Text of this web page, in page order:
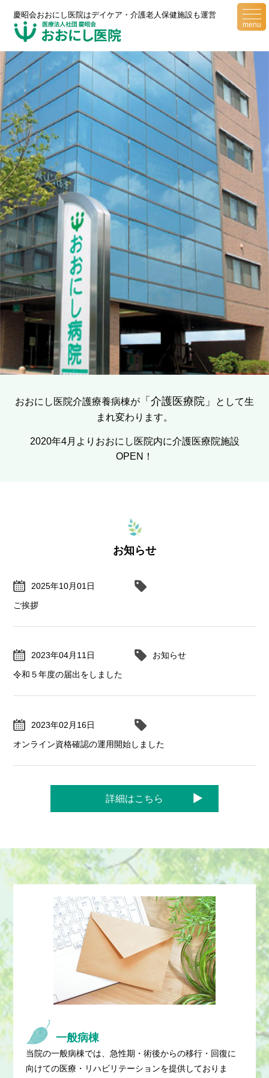
慶昭会おおにし医院はデイケア・介護老人保健施設も運営
おおにし医院介護療養病棟が 「介護医療院」
として生
まれ変わります。
2020年4月よりおおにし医院内に介護医療院施設
OPEN！
お知らせ
2025年10月01日
ご挨拶
2023年04月11日
お知らせ
令和５年度の届出をしました
2023年02月16日
オンライン資格確認の運用開始しました
詳細はこちら
一般病棟
当院の一般病棟では、急性期・術後からの移行・回復に
向けての医療・リハビリテーションを提供しておりま